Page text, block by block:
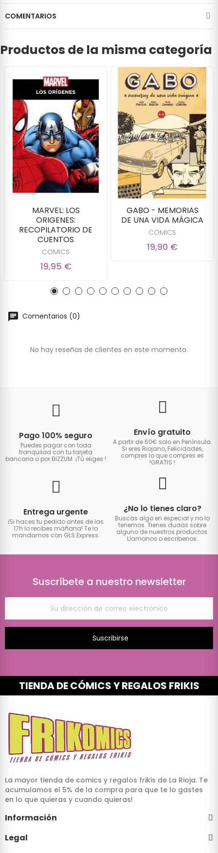
COMENTARIOS
Productos de la misma categoría
MARVEL: LOS
ORIGENES:
RECOPILATORIO DE
CUENTOS
COMICS
19,95 €
GABO - MEMORIAS
DE UNA VIDA MÁGICA
COMICS
19,90 €
Comentarios (0)
No hay reseñas de clientes en este momento.
Pago 100% seguro
Puedes pagar con toda
tranquilad con tu tarjeta
bancaria o por BIZZUM. ¡Tú eliges !
Envío gratuito
A partir de 60€ solo en Península.
Si eres Riojano, Felicidades,
compres lo que compres es
!GRATIS !
Entrega urgente
iSi haces tu pedido antes de las
17h lo recibes mañana! Te lo
mandamos con GLS Express.
¿No lo tienes claro?
Buscas algo en especial y no lo
tenemos. Tienes dudas sobre
alguno de nuestros productos.
Llamanos o escribenos.
Suscríbete a nuestro newsletter
Suscribirse
TIENDA DE CÓMICS Y REGALOS FRIKIS
La mayor tienda de comics y regalos frikis de La Rioja. Te
acumulamos el 5% de la compra para que te lo gastes
en lo que quieras y cuando quieras!
Información
Legal